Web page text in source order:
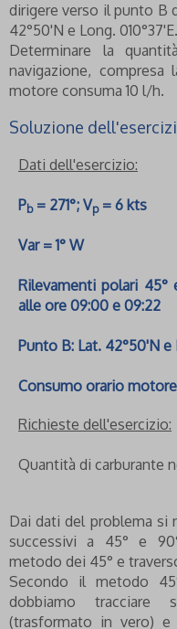
dirigere verso il punto B
42°50'N e Long. 010°37'E.
Determinare la
navigazione,
motore consuma 10 l/h.
Soluzione
Dati dell'esercizio:
Pb= 271°; Vp= 6 kts
Var = 1° W
Rilevamenti polari
alle ore 09:00 e 09:22
Punto B: Lat. 42°50'N e
Consumo orario
Richieste dell'esercizio:
Quantità di carburante
Dai dati del problema si
successivi a 45° e
metodo dei 45° e
Secondo il metodo
dobbiamo tracciare
(trasformato in vero)